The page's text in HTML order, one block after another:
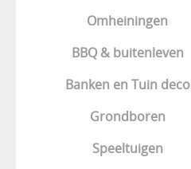
Omheiningen
BBQ & buitenleven
Banken en Tuin deco
Grondboren
Speeltuigen